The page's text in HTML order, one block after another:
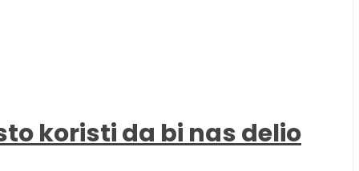
koristi da bi nas delio